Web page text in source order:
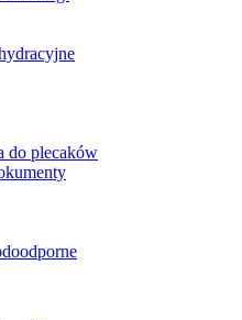
do plecaków